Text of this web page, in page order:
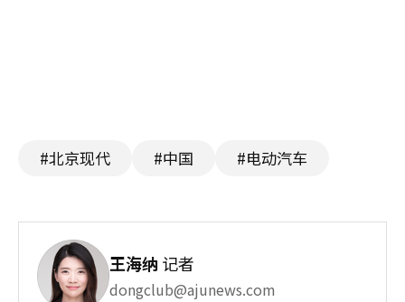
#北京现代 #中国 #电动汽车
王海纳 记者
dongclub@ajunews.com